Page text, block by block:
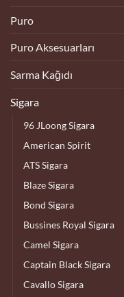
Puro
Puro Aksesuarları
Sarma Kağıdı
Sigara
96 JLoong Sigara
American Spirit
ATS Sigara
Blaze Sigara
Bond Sigara
Bussines Royal Sigara
Camel Sigara
Captain Black Sigara
Cavallo Sigara